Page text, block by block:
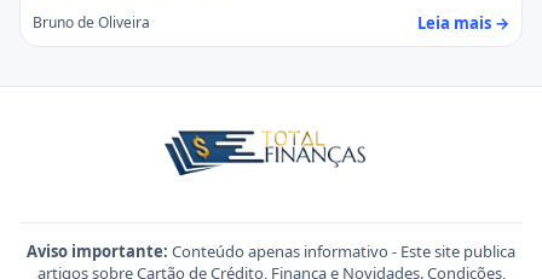
Bruno de Oliveira Leia mais →
Aviso importante: Conteúdo apenas informativo - Este site publica
artigos sobre Cartão de Crédito, Finança e Novidades. Condições,